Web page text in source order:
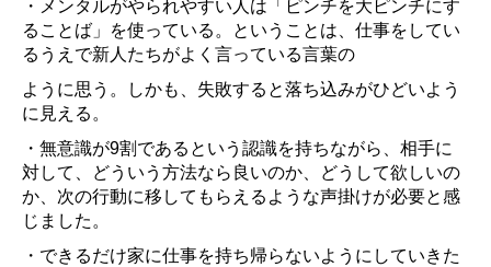
・メンタルがやられやすい人は「ピンチを大ピンチにす
ることば」を使っている。ということは、仕事をしてい
るうえで新人たちがよく言っている言葉の
ように思う。しかも、失敗すると落ち込みがひどいよう
に見える。
・無意識が9割であるという認識を持ちながら、相手に
対して、どういう方法なら良いのか、どうして欲しいの
か、次の行動に移してもらえるような声掛けが必要と感
じました。
・できるだけ家に仕事を持ち帰らないようにしていきた